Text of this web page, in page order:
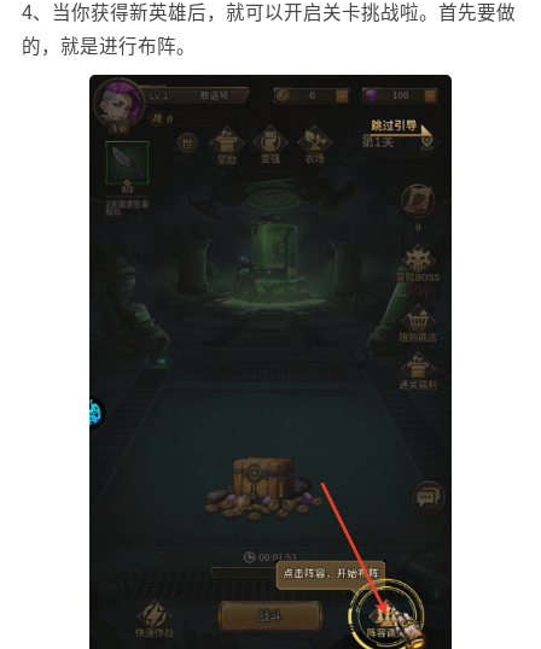
4、当你获得新英雄后，就可以开启关卡挑战啦。首先要做
的，就是进行布阵。